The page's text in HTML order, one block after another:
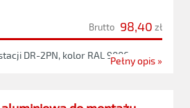
zł
98,40
Brutto
DR-2PN, kolor RAL 9006Pełny opis »